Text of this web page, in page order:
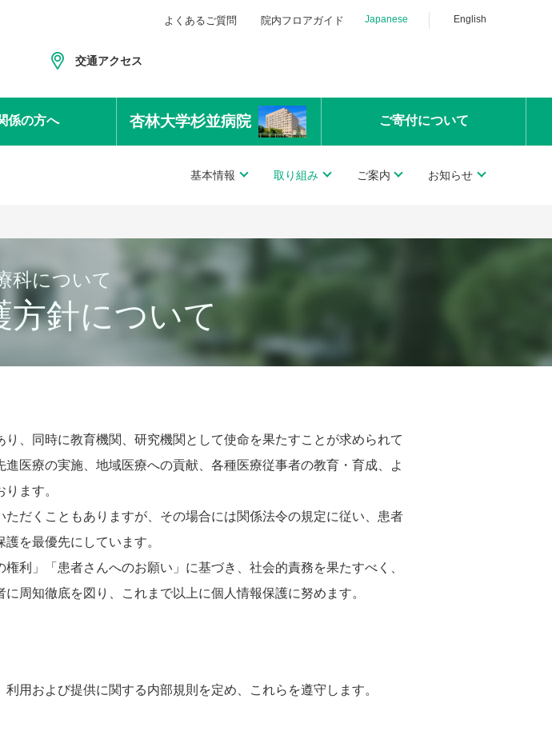
よくあるご質問 院内フロアガイド Japanese English
交通アクセス
係の方へ 杏林大学杉並病院 ご寄付について
基本情報 取り組み ご案内 お知らせ
科について
方針について
、同時に教育機関、研究機関として使命を果たすことが求められて
医療の実施、地域医療への貢献、各種医療従事者の教育・育成、よ
ます。
だくこともありますが、その場合には関係法令の規定に従い、患者
を最優先にしています。
利」「患者さんへのお願い」に基づき、社会的責務を果たすべく、
周知徹底を図り、これまで以上に個人情報保護に努めます。
用および提供に関する内部規則を定め、これらを遵守します。